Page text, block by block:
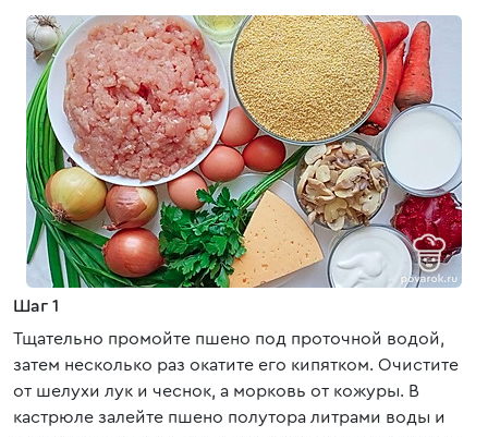
Шаг 1
Тщательно промойте пшено под проточной водой,
затем несколько раз окатите его кипятком. Очистите
от шелухи лук и чеснок, а морковь от кожуры. В
кастрюле залейте пшено полутора литрами воды и